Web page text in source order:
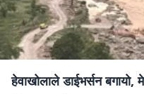
हेवाखोलाले डाईभर्सन बगायो,